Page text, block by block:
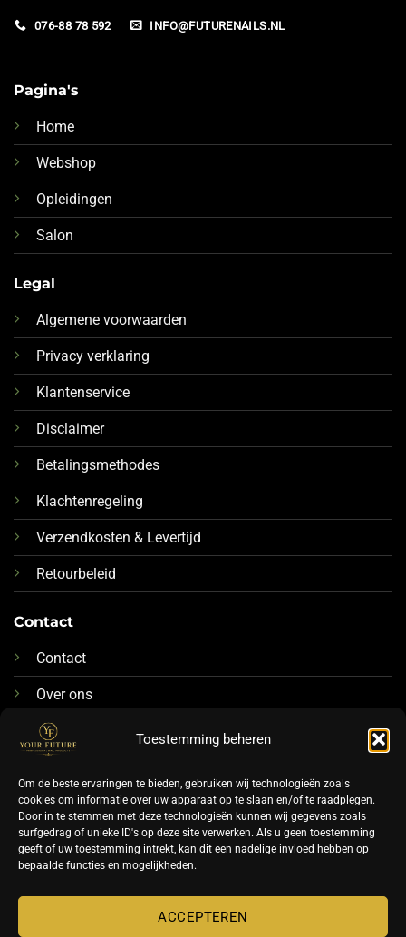
Toestemming beheren
Om de beste ervaringen te bieden, gebruiken wij technologieën zoals
cookies om informatie over uw apparaat op te slaan en/of te raadplegen.
Door in te stemmen met deze technologieën kunnen wij gegevens zoals
surfgedrag of unieke ID's op deze site verwerken. Als u geen toestemming
geeft of uw toestemming intrekt, kan dit een nadelige invloed hebben op
bepaalde functies en mogelijkheden.
ACCEPTEREN
076-88 78 592 INFO@FUTURENAILS.NL
Pagina's
Home
Webshop
Opleidingen
Salon
Legal
Algemene voorwaarden
Privacy verklaring
Klantenservice
Disclaimer
Betalingsmethodes
Klachtenregeling
Verzendkosten & Levertijd
Retourbeleid
Contact
Contact
Over ons
076-88 78 592
©
2026 UX Themes